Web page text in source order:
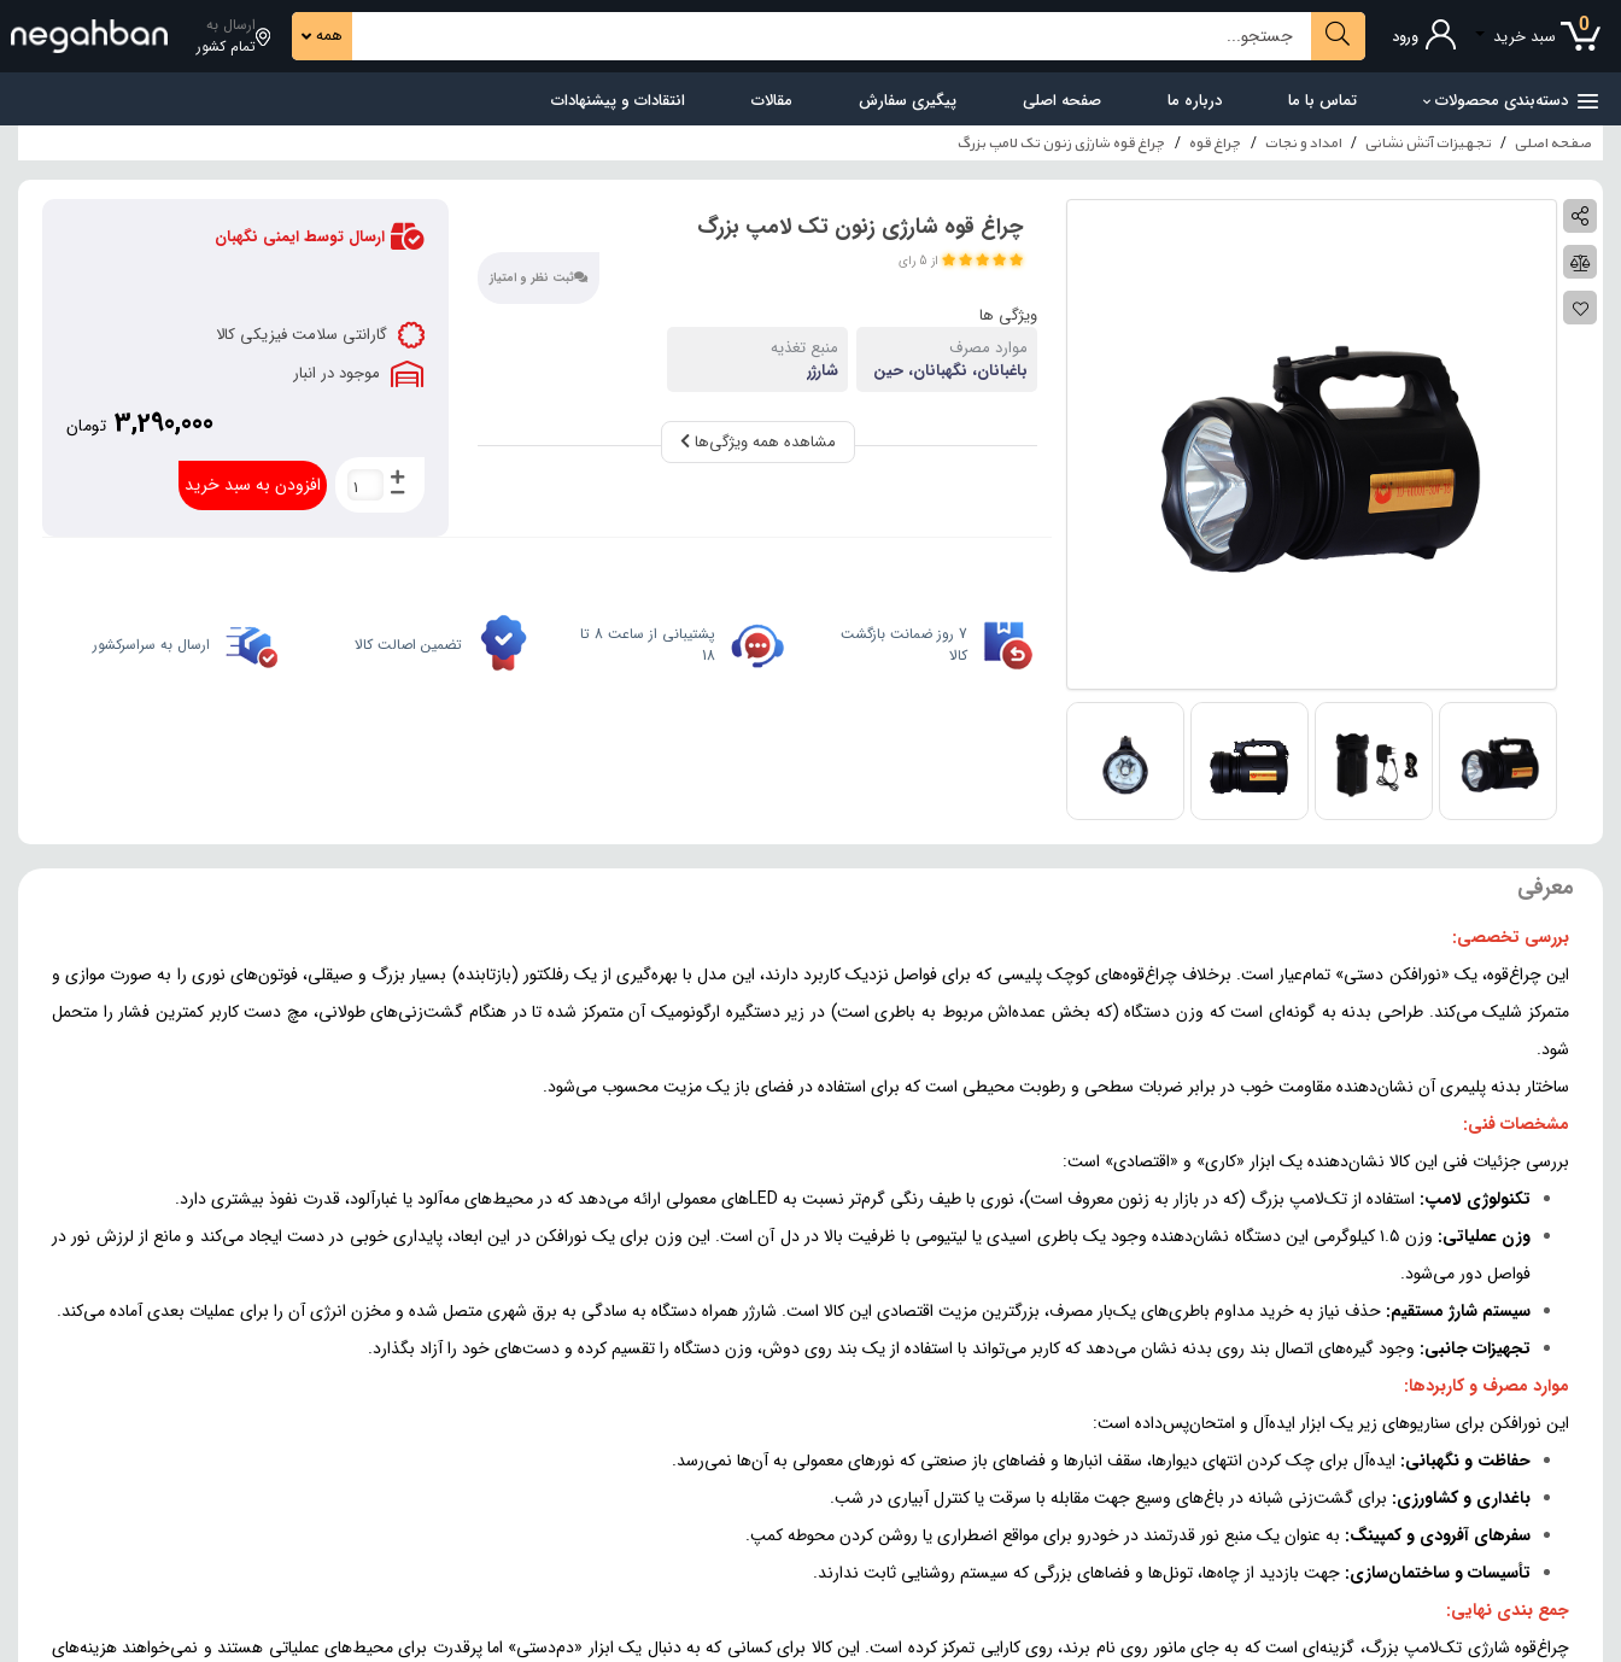
0 سبد خرید ورود همه
ارسال به
تمام کشور
دسته‌بندی محصولات تماس با ما درباره ما صفحه اصلی پیگیری سفارش مقالات انتقادات و پیشنهادات
صفحه اصلی تجهیزات آتش نشانی امداد و نجات چراغ قوه چراغ قوه شارژی زنون تک لامپ بزرگ
چراغ قوه شارژی زنون تک لامپ بزرگ
از 5 رای
ثبت نظر و امتیاز
ویژگی ها
موارد مصرف
باغبانان، نگهبانان، حین
منبع تغذیه
شارژر
مشاهده همه ویژگی‌ها
ارسال توسط ایمنی نگهبان
گارانتی سلامت فیزیکی کالا
موجود در انبار
3,290,000 تومان
افزودن به سبد خرید
7 روز ضمانت بازگشت
کالا
پشتیبانی از ساعت 8 تا
18
تضمین اصالت کالا ارسال به سراسرکشور
معرفی
بررسی تخصصی:
این چراغ‌قوه، یک «نورافکن دستی» تمام‌عیار است. برخلاف چراغ‌قوه‌های کوچک پلیسی که برای فواصل نزدیک کاربرد دارند، این مدل با بهره‌گیری از یک رفلکتور (بازتابنده) بسیار بزرگ و صیقلی، فوتون‌های نوری را به صورت موازی و
متمرکز شلیک می‌کند. طراحی بدنه به گونه‌ای است که وزن دستگاه (که بخش عمده‌اش مربوط به باطری است) در زیر دستگیره ارگونومیک آن متمرکز شده تا در هنگام گشت‌زنی‌های طولانی، مچ دست کاربر کمترین فشار را متحمل
شود.
ساختار بدنه پلیمری آن نشان‌دهنده مقاومت خوب در برابر ضربات سطحی و رطوبت محیطی است که برای استفاده در فضای باز یک مزیت محسوب می‌شود.
مشخصات فنی:
بررسی جزئیات فنی این کالا نشان‌دهنده یک ابزار «کاری» و «اقتصادی» است:
تکنولوژی لامپ: استفاده از تک‌لامپ بزرگ (که در بازار به زنون معروف است)، نوری با طیف رنگی گرم‌تر نسبت به LEDهای معمولی ارائه می‌دهد که در محیط‌های مه‌آلود یا غبارآلود، قدرت نفوذ بیشتری دارد.
وزن عملیاتی:
وزن ۱.۵ کیلوگرمی این دستگاه نشان‌دهنده وجود یک باطری اسیدی یا لیتیومی با ظرفیت بالا در دل آن است. این وزن برای یک نورافکن در این ابعاد، پایداری خوبی در دست ایجاد می‌کند و مانع از لرزش نور در
فواصل دور می‌شود.
سیستم شارژ مستقیم: حذف نیاز به خرید مداوم باطری‌های یک‌بار مصرف، بزرگترین مزیت اقتصادی این کالا است. شارژر همراه دستگاه به سادگی به برق شهری متصل شده و مخزن انرژی آن را برای عملیات بعدی آماده می‌کند.
تجهیزات جانبی: وجود گیره‌های اتصال بند روی بدنه نشان می‌دهد که کاربر می‌تواند با استفاده از یک بند روی دوش، وزن دستگاه را تقسیم کرده و دست‌های خود را آزاد بگذارد.
موارد مصرف و کاربردها:
این نورافکن برای سناریوهای زیر یک ابزار ایده‌آل و امتحان‌پس‌داده است:
حفاظت و نگهبانی: ایده‌آل برای چک کردن انتهای دیوارها، سقف انبارها و فضاهای باز صنعتی که نورهای معمولی به آن‌ها نمی‌رسد.
باغداری و کشاورزی: برای گشت‌زنی شبانه در باغ‌های وسیع جهت مقابله با سرقت یا کنترل آبیاری در شب.
سفرهای آفرودی و کمپینگ: به عنوان یک منبع نور قدرتمند در خودرو برای مواقع اضطراری یا روشن کردن محوطه کمپ.
تأسیسات و ساختمان‌سازی: جهت بازدید از چاه‌ها، تونل‌ها و فضاهای بزرگی که سیستم روشنایی ثابت ندارند.
جمع بندی نهایی:
چراغ‌قوه شارژی تک‌لامپ بزرگ، گزینه‌ای است که به جای مانور روی نام برند، روی کارایی تمرکز کرده است. این کالا برای کسانی که به دنبال یک ابزار «دم‌دستی» اما پرقدرت برای محیط‌های عملیاتی هستند و نمی‌خواهند هزینه‌های